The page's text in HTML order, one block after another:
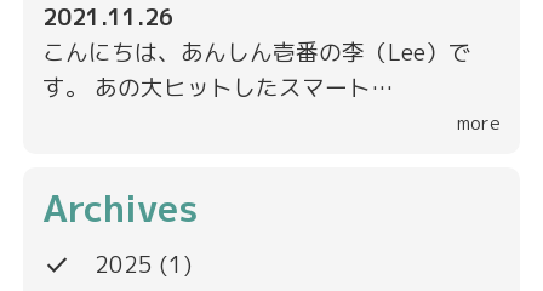
2021.11.26
こんにちは、あんしん壱番の李（Lee）で
す。 あの大ヒットしたスマート…
more
Archives
done 2025 (1)